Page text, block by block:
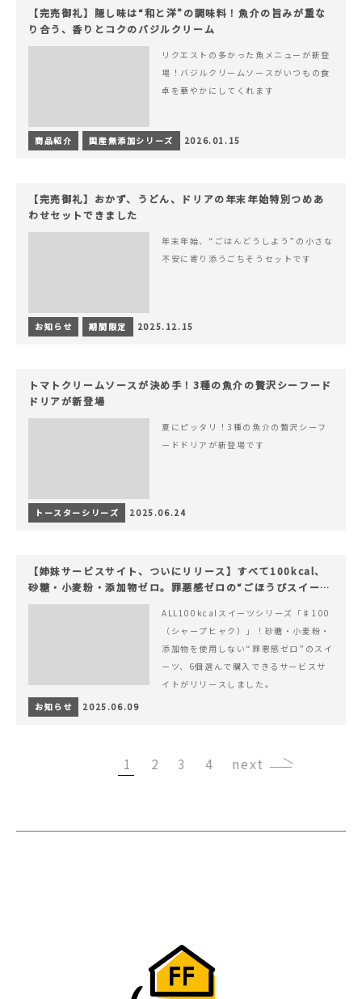
【完売御礼】隠し味は“和と洋”の調味料！魚介の旨みが重な
り合う、香りとコクのバジルクリーム
リクエストの多かった魚メニューが新登
場！バジルクリームソースがいつもの食
卓を華やかにしてくれます
商品紹介 国産無添加シリーズ 2026.01.15
【完売御礼】おかず、うどん、ドリアの年末年始特別つめあ
わせセットできました
年末年始、“ごはんどうしよう”の小さな
不安に寄り添うごちそうセットです
お知らせ 期間限定 2025.12.15
トマトクリームソースが決め手！3種の魚介の贅沢シーフード
ドリアが新登場
夏にピッタリ！3種の魚介の贅沢シーフ
ードドリアが新登場です
トースターシリーズ 2025.06.24
【姉妹サービスサイト、ついにリリース】すべて100kcal、
砂糖・小麦粉・添加物ゼロ。罪悪感ゼロの“ごほうびスイー
ツ”『#100（シャープ100）』
ALL100kcalスイーツシリーズ「♯100
（シャープヒャク）」！砂糖・小麦粉・
添加物を使用しない“罪悪感ゼロ”のスイ
ーツ、6個選んで購入できるサービスサ
イトがリリースしました。
お知らせ
2025.06.09
1 2 3 4 ›